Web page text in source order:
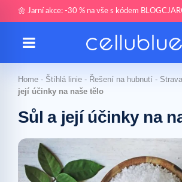
🌼 Jarní akce: -30 % na vše s kódem
Home - Štíhlá linie - Řešení na hubnutí -
její účinky na naše tělo
Sůl a její účinky na